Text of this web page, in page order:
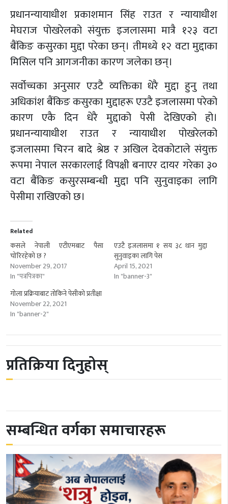
प्रधानन्यायाधीश प्रकाशमान सिंह राउत र न्यायाधीश
मेघराज पोखरेलको संयुक्त इजलासमा मात्रै १२३ वटा
बैंकिङ कसुरका मुद्दा परेका छन्। तीमध्ये १२ वटा मुद्दाका
मिसिल पनि आगजनीका कारण जलेका छन्।
सर्वोच्चका अनुसार एउटै व्यक्तिका धेरै मुद्दा हुनु तथा
अधिकांश बैंकिङ कसुरका मुद्दाहरू एउटै इजलासमा परेको
कारण एकै दिन धेरै मुद्दाको पेसी देखिएको हो।
प्रधानन्यायाधीश राउत र न्यायाधीश पोखरेलको
इजलासमा चिरन बादे श्रेष्ठ र अखिल देवकोटाले संयुक्त
रूपमा नेपाल सरकारलाई विपक्षी बनाएर दायर गरेका ३०
वटा बैंकिङ कसुरसम्बन्धी मुद्दा पनि सुनुवाइका लागि
पेसीमा राखिएको छ।
Related
कसले नेपाली एटीएमबाट पैसा
चोरिरहेको छ ?
November 29, 2017
In "पत्रपित्रका"
एउटै इजलासमा १ सय ३८ थान मुद्दा
सुनुवाइका लागि पेस
April 15, 2021
In "banner-3"
गोला प्रक्रियाबाट तोकिने पेसीको प्रतीक्षा
November 22, 2021
In "banner-2"
प्रतिक्रिया दिनुहोस्
सम्बन्धित वर्गका समाचारहरू